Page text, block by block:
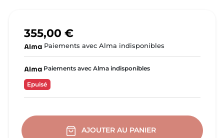
355,00 €
Paiements avec Alma indisponibles
Paiements avec Alma indisponibles
Epuisé
AJOUTER AU PANIER